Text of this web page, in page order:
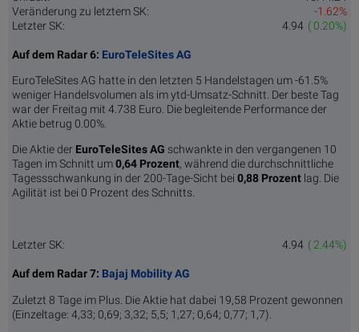
Veränderung zu letztem SK:
-1.62%
Letzter SK:
( 0.20%)
4.94
Auf dem Radar 6: EuroTeleSites AG
EuroTeleSites AG hatte in den letzten 5 Handelstagen um -61.5%
weniger Handelsvolumen als im ytd-Umsatz-Schnitt. Der beste Tag
war der Freitag mit 4.738 Euro. Die begleitende Performance der
Aktie betrug 0.00%.
Die Aktie der EuroTeleSites AG schwankte in den vergangenen 10
Tagen im Schnitt um0,64 Pro­zent, während die durchschnittliche
Tagessschwankung in der 200-Tage-Sicht bei 0,88 Prozent lag. Die
Agilität ist bei 0 Prozent des Schnitts.
Letzter SK: ( 2.44%)
4.94
Auf dem Radar 7: Bajaj Mobility AG
Zuletzt 8 Tage im Plus. Die Aktie hat dabei 19,58 Prozent gewonnen
(Einzeltage: 4,33; 0,69; 3,32; 5,5; 1,27; 0,64; 0,77; 1,7).